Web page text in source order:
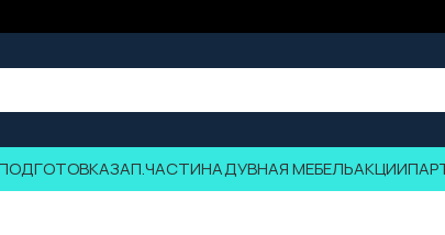
ЗАП.ЧАСТИНАДУВНАЯ МЕБЕЛЬАКЦИИ